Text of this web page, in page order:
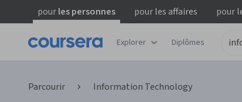
pourles personnes pourles affaires pour
Explorer Diplômes
Parcourir Information Technology